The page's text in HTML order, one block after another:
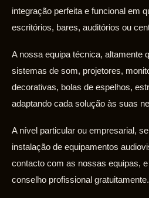
integração perfeita e funcional em
escritórios, bares, auditórios ou
A nossa equipa técnica, altamente
sistemas de som, projetores,
decorativas, bolas de espelhos,
adaptando cada solução às suas
A nível particular ou empresarial,
instalação de equipamentos
contacto com as nossas equipas,
conselho profissional gratuitamente.